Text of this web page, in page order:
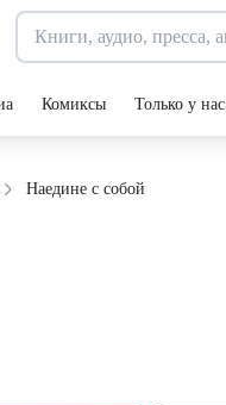
Комиксы Только у нас
Наедине с собой